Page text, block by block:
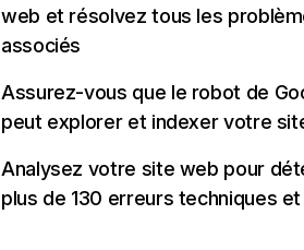
web et résolvez tous les
associés
Assurez-vous que le robot de
peut explorer et indexer votre
Analysez votre site web pour
plus de 130 erreurs techniques et